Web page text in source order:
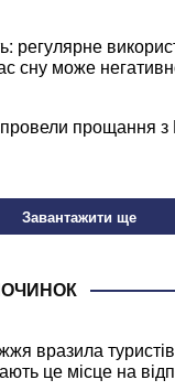
регулярне
сну може
прощання
Завантажити ще
вразила
це місце на